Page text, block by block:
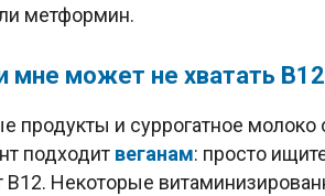
метформин.
мне может не хватать
продукты и суррогатное
подходит веганам: просто
Некоторые